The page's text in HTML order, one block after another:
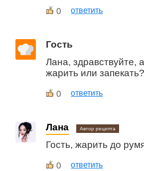
0 ответить
Гость
Лана, здравствуйте,
жарить или запекать?
0 ответить
Лана Автор рецепта
Гость, жарить до
0 ответить